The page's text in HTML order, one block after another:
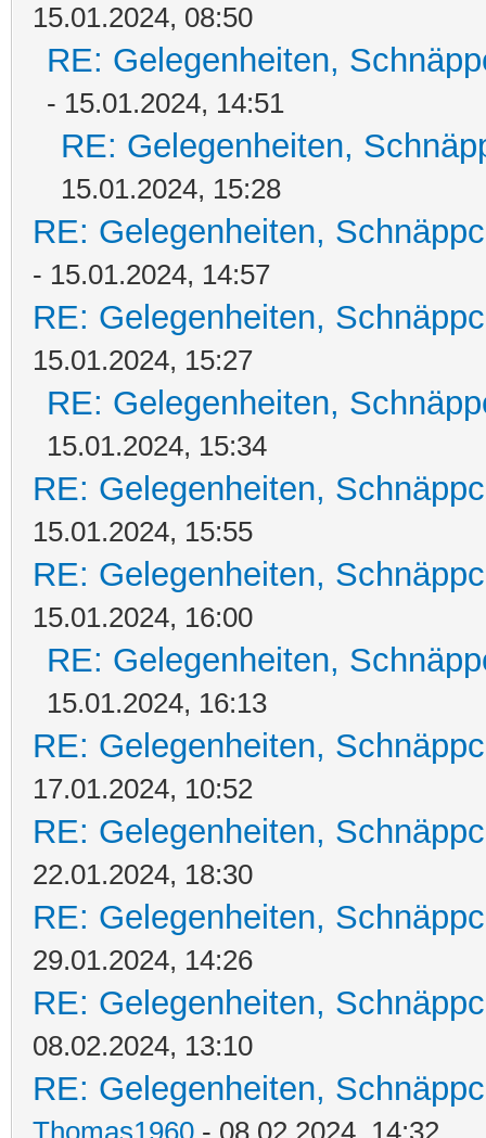
15.01.2024, 08:50
RE: Gelegenheiten,
- 15.01.2024, 14:51
RE: Gelegenheiten,
15.01.2024, 15:28
RE: Gelegenheiten,
- 15.01.2024, 14:57
RE: Gelegenheiten,
15.01.2024, 15:27
RE: Gelegenheiten,
15.01.2024, 15:34
RE: Gelegenheiten,
15.01.2024, 15:55
RE: Gelegenheiten,
15.01.2024, 16:00
RE: Gelegenheiten,
15.01.2024, 16:13
RE: Gelegenheiten,
17.01.2024, 10:52
RE: Gelegenheiten,
22.01.2024, 18:30
RE: Gelegenheiten,
29.01.2024, 14:26
RE: Gelegenheiten,
08.02.2024, 13:10
RE: Gelegenheiten,
Thomas1960 - 08.02.2024, 14:32